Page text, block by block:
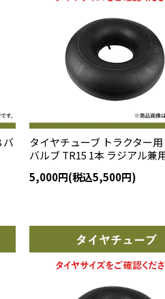
バ
タイヤチューブ トラクター
バルブ TR15 1本 ラジアル兼
5,000円(税込5,500円)